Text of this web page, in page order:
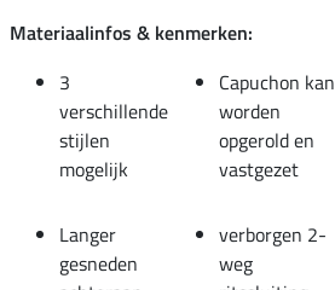
Materiaalinfos & kenmerken:
3
verschillende
stijlen
mogelijk
Capuchon kan
worden
opgerold en
vastgezet
Langer
gesneden
verborgen 2-
weg